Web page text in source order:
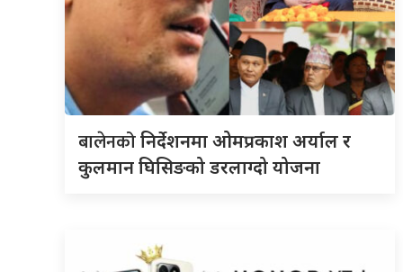
बालेनकोनिर्देशनमा ओमप्रकाश अर्याल र
कुलमान घिसिङको डरलाग्दो योजना